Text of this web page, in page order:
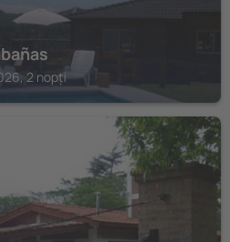
2 nopți